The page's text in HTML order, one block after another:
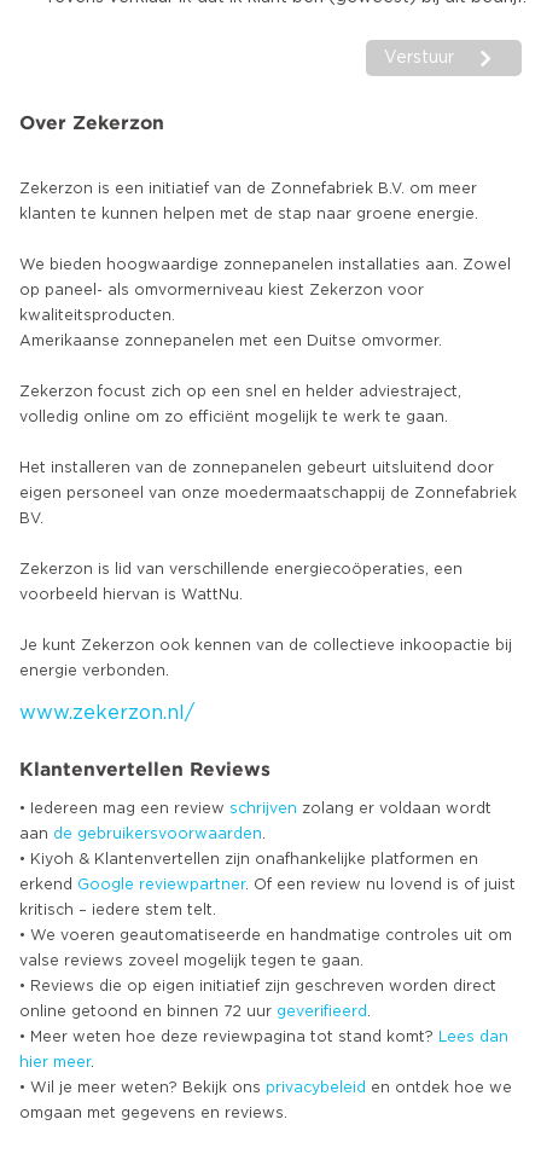
Verstuur
Over Zekerzon
Zekerzon is een initiatief van de Zonnefabriek B.V. om meer
klanten te kunnen helpen met de stap naar groene energie.
We bieden hoogwaardige zonnepanelen installaties aan. Zowel
op paneel- als omvormerniveau kiest Zekerzon voor
kwaliteitsproducten.
Amerikaanse zonnepanelen met een Duitse omvormer.
Zekerzon focust zich op een snel en helder adviestraject,
volledig online om zo efficiënt mogelijk te werk te gaan.
Het installeren van de zonnepanelen gebeurt uitsluitend door
eigen personeel van onze moedermaatschappij de Zonnefabriek
BV.
Zekerzon is lid van verschillende energiecoöperaties, een
voorbeeld hiervan is WattNu.
Je kunt Zekerzon ook kennen van de collectieve inkoopactie bij
www.zekerzon.nl/
Klantenvertellen Reviews
• Iedereen mag een review schrijven zolang er voldaan wordt
aan de gebruikersvoorwaarden
• Kiyoh & Klantenvertellen zijn onafhankelijke platformen en
erkend Google reviewpartner. Of een review nu lovend is of juist
kritisch – iedere stem telt.
• We voeren geautomatiseerde en handmatige controles uit om
valse reviews zoveel mogelijk tegen te gaan.
• Reviews die op eigen initiatief zijn geschreven worden direct
online getoond en binnen 72 uur geverifieerd
• Meer weten hoe deze reviewpagina tot stand komt?
Lees dan
hier meer.
• Wil je meer weten? Bekijk ons privacybeleid en ontdek hoe we
omgaan met gegevens en reviews.